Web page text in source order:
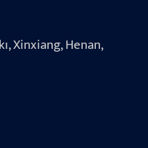
Xinxiang, Henan,